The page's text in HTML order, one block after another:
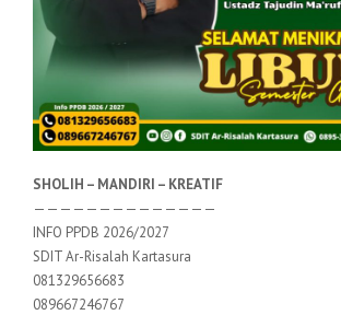
SHOLIH – MANDIRI – KREATIF
——————————————
INFO PPDB 2026/2027
SDIT Ar-Risalah Kartasura
081329656683
089667246767